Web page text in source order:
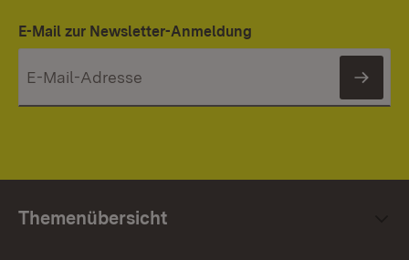
E-Mail zur Newsletter-Anmeldung
Themenübersicht